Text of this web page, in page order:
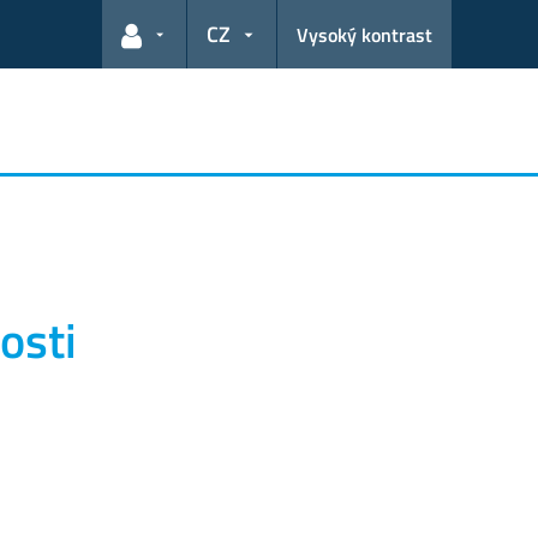
Odkazy pro uživatele
CZ Vysoký kontrast